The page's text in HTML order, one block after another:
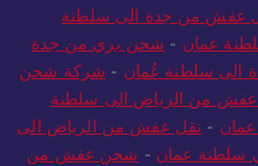
عفش من جدة الى سلطنة
عمان - شحن بري من جدة
سلطنة عُمان - شركة شحن
من الرياض الى سلطنة
- نقل عفش من الرياض الى
سلطنة عمان - شحن عفش من